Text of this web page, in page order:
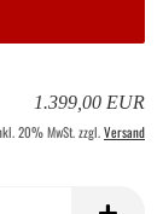
1.399,00 EUR
20% MwSt. zzgl.Versand